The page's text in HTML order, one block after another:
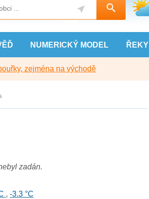
NUMERICKÝ MODEL ŘEKY
zejména na východě
zadán.
,-3.3 °C